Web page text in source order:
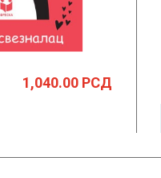
1,040.00РСД